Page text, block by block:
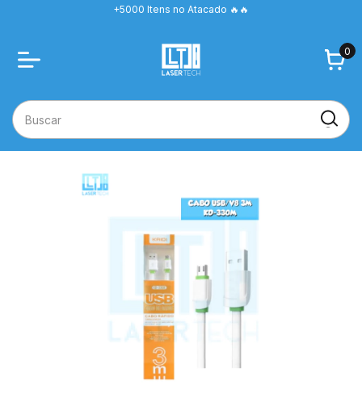
+5000 Itens no Atacado 🔥🔥
0